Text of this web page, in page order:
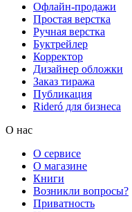
Офлайн-продажи
Простая верстка
Ручная верстка
Буктрейлер
Корректор
Дизайнер обложки
Заказ тиража
Публикация
Rideró для бизнеса
О нас
О сервисе
О магазине
Книги
Возникли вопросы?
Приватность